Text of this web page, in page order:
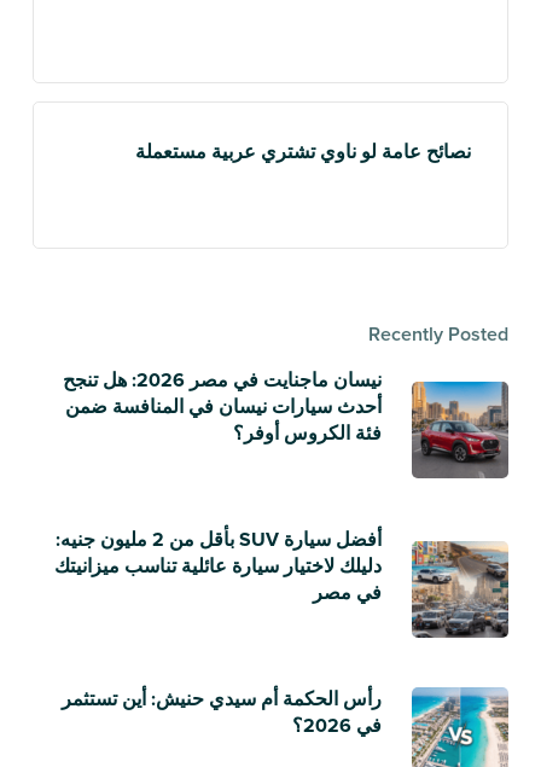
نصائح عامة لو ناوي تشتري عربية مستعملة
Recently Posted
نيسان ماجنايت في مصر 2026: هل تنجح
أحدث سيارات نيسان في المنافسة ضمن
فئة الكروس أوفر؟
أفضل سيارة SUV بأقل من 2 مليون جنيه:
دليلك لاختيار سيارة عائلية تناسب ميزانيتك
في مصر
رأس الحكمة أم سيدي حنيش: أين تستثمر
في 2026؟